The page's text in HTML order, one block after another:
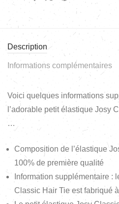
Description
Informations complémentaires
Voici quelques informations
l’adorable petit élastique Josy
…
Composition de l’élastique
100% de première qualité
Information supplémentaire :
Classic Hair Tie est fabriqué